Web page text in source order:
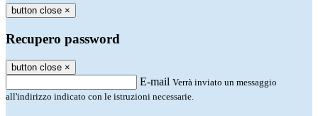
button close ×
Recupero password
button close ×
E-mail Verrà inviato un messaggio
all'indirizzo indicato con le istruzioni necessarie.